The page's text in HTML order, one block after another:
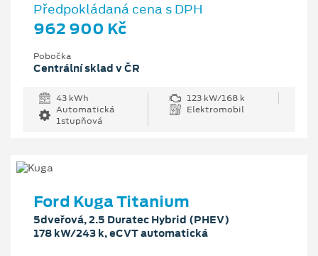
Předpokládaná cena s DPH
962 900 Kč
Pobočka
Centrální sklad v ČR
43 kWh
123 kW/168 k
Automatická
1stupňová
Elektromobil
Ford Kuga Titanium
5dveřová, 2.5 Duratec Hybrid (PHEV)
178 kW/243 k, eCVT automatická